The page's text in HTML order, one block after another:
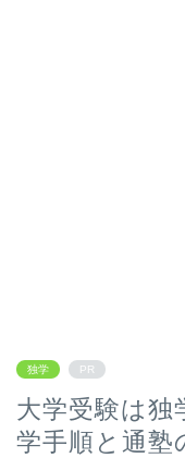
独学 PR
大学受験は独
学手順と通塾